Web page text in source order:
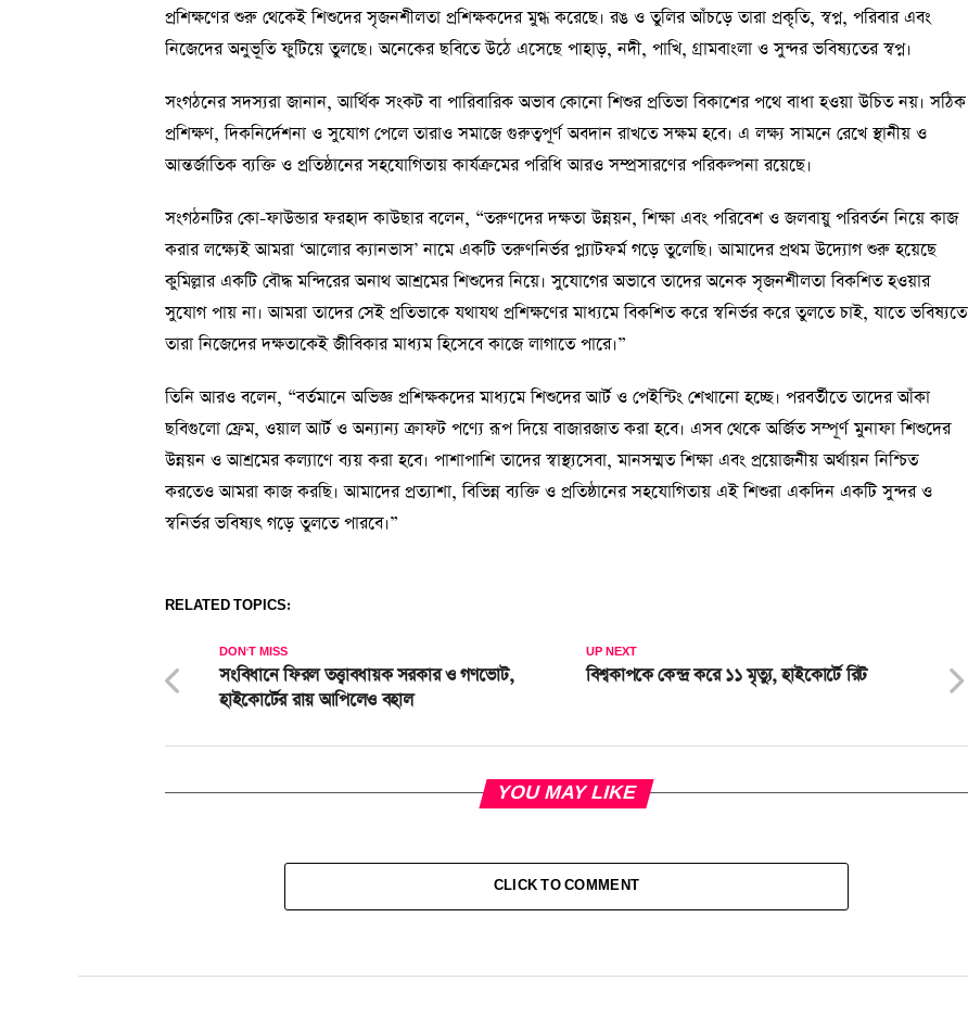
প্রশিক্ষণের শুরু থেকেই শিশুদের সৃজনশীলতা প্রশিক্ষকদের মুগ্ধ করেছে। রঙ ও তুলির আঁচড়ে তারা প্রকৃতি, স্বপ্ন, পরিবার এবং
নিজেদের অনুভূতি ফুটিয়ে তুলছে। অনেকের ছবিতে উঠে এসেছে পাহাড়, নদী, পাখি, গ্রামবাংলা ও সুন্দর ভবিষ্যতের স্বপ্ন।
সংগঠনের সদস্যরা জানান, আর্থিক সংকট বা পারিবারিক অভাব কোনো শিশুর প্রতিভা বিকাশের পথে বাধা হওয়া উচিত নয়। সঠিক
প্রশিক্ষণ, দিকনির্দেশনা ও সুযোগ পেলে তারাও সমাজে গুরুত্বপূর্ণ অবদান রাখতে সক্ষম হবে। এ লক্ষ্য সামনে রেখে স্থানীয় ও
আন্তর্জাতিক ব্যক্তি ও প্রতিষ্ঠানের সহযোগিতায় কার্যক্রমের পরিধি আরও সম্প্রসারণের পরিকল্পনা রয়েছে।
সংগঠনটির কো-ফাউন্ডার ফরহাদ কাউছার বলেন, “তরুণদের দক্ষতা উন্নয়ন, শিক্ষা এবং পরিবেশ ও জলবায়ু পরিবর্তন নিয়ে কাজ
করার লক্ষ্যেই আমরা ‘আলোর ক্যানভাস’ নামে একটি তরুণনির্ভর প্ল্যাটফর্ম গড়ে তুলেছি। আমাদের প্রথম উদ্যোগ শুরু হয়েছে
কুমিল্লার একটি বৌদ্ধ মন্দিরের অনাথ আশ্রমের শিশুদের নিয়ে। সুযোগের অভাবে তাদের অনেক সৃজনশীলতা বিকশিত হওয়ার
সুযোগ পায় না। আমরা তাদের সেই প্রতিভাকে যথাযথ প্রশিক্ষণের মাধ্যমে বিকশিত করে স্বনির্ভর করে তুলতে চাই, যাতে ভবিষ্যতে
তারা নিজেদের দক্ষতাকেই জীবিকার মাধ্যম হিসেবে কাজে লাগাতে পারে।”
তিনি আরও বলেন, “বর্তমানে অভিজ্ঞ প্রশিক্ষকদের মাধ্যমে শিশুদের আর্ট ও পেইন্টিং শেখানো হচ্ছে। পরবর্তীতে তাদের আঁকা
ছবিগুলো ফ্রেম, ওয়াল আর্ট ও অন্যান্য ক্রাফট পণ্যে রূপ দিয়ে বাজারজাত করা হবে। এসব থেকে অর্জিত সম্পূর্ণ মুনাফা শিশুদের
উন্নয়ন ও আশ্রমের কল্যাণে ব্যয় করা হবে। পাশাপাশি তাদের স্বাস্থ্যসেবা, মানসম্মত শিক্ষা এবং প্রয়োজনীয় অর্থায়ন নিশ্চিত
করতেও আমরা কাজ করছি। আমাদের প্রত্যাশা, বিভিন্ন ব্যক্তি ও প্রতিষ্ঠানের সহযোগিতায় এই শিশুরা একদিন একটি সুন্দর ও
স্বনির্ভর ভবিষ্যৎ গড়ে তুলতে পারবে।”
RELATED TOPICS:
UP NEXT
বিশ্বকাপকে কেন্দ্র করে ১১ মৃত্যু, হাইকোর্টে রিট
DON'T MISS
সংবিধানে ফিরল তত্ত্বাবধায়ক সরকার ও গণভোট,
হাইকোর্টের রায় আপিলেও বহাল
YOU MAY LIKE
CLICK TO COMMENT